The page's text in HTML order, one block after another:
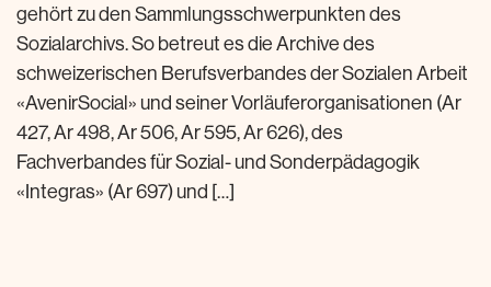
gehört zu den Sammlungsschwerpunkten des
Sozialarchivs. So betreut es die Archive des
schweizerischen Berufsverbandes der Sozialen Arbeit
«AvenirSocial» und seiner Vorläuferorganisationen (Ar
427, Ar 498, Ar 506, Ar 595, Ar 626), des
Fachverbandes für Sozial- und Sonderpädagogik
«Integras» (Ar 697) und […]